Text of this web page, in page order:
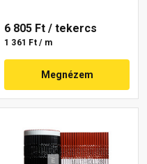
6 805 Ft / tekercs
1 361 Ft / m
Megnézem